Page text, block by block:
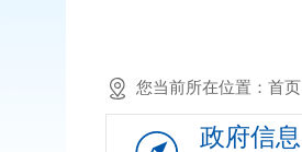
您当前所在位置： 首页
政府信息